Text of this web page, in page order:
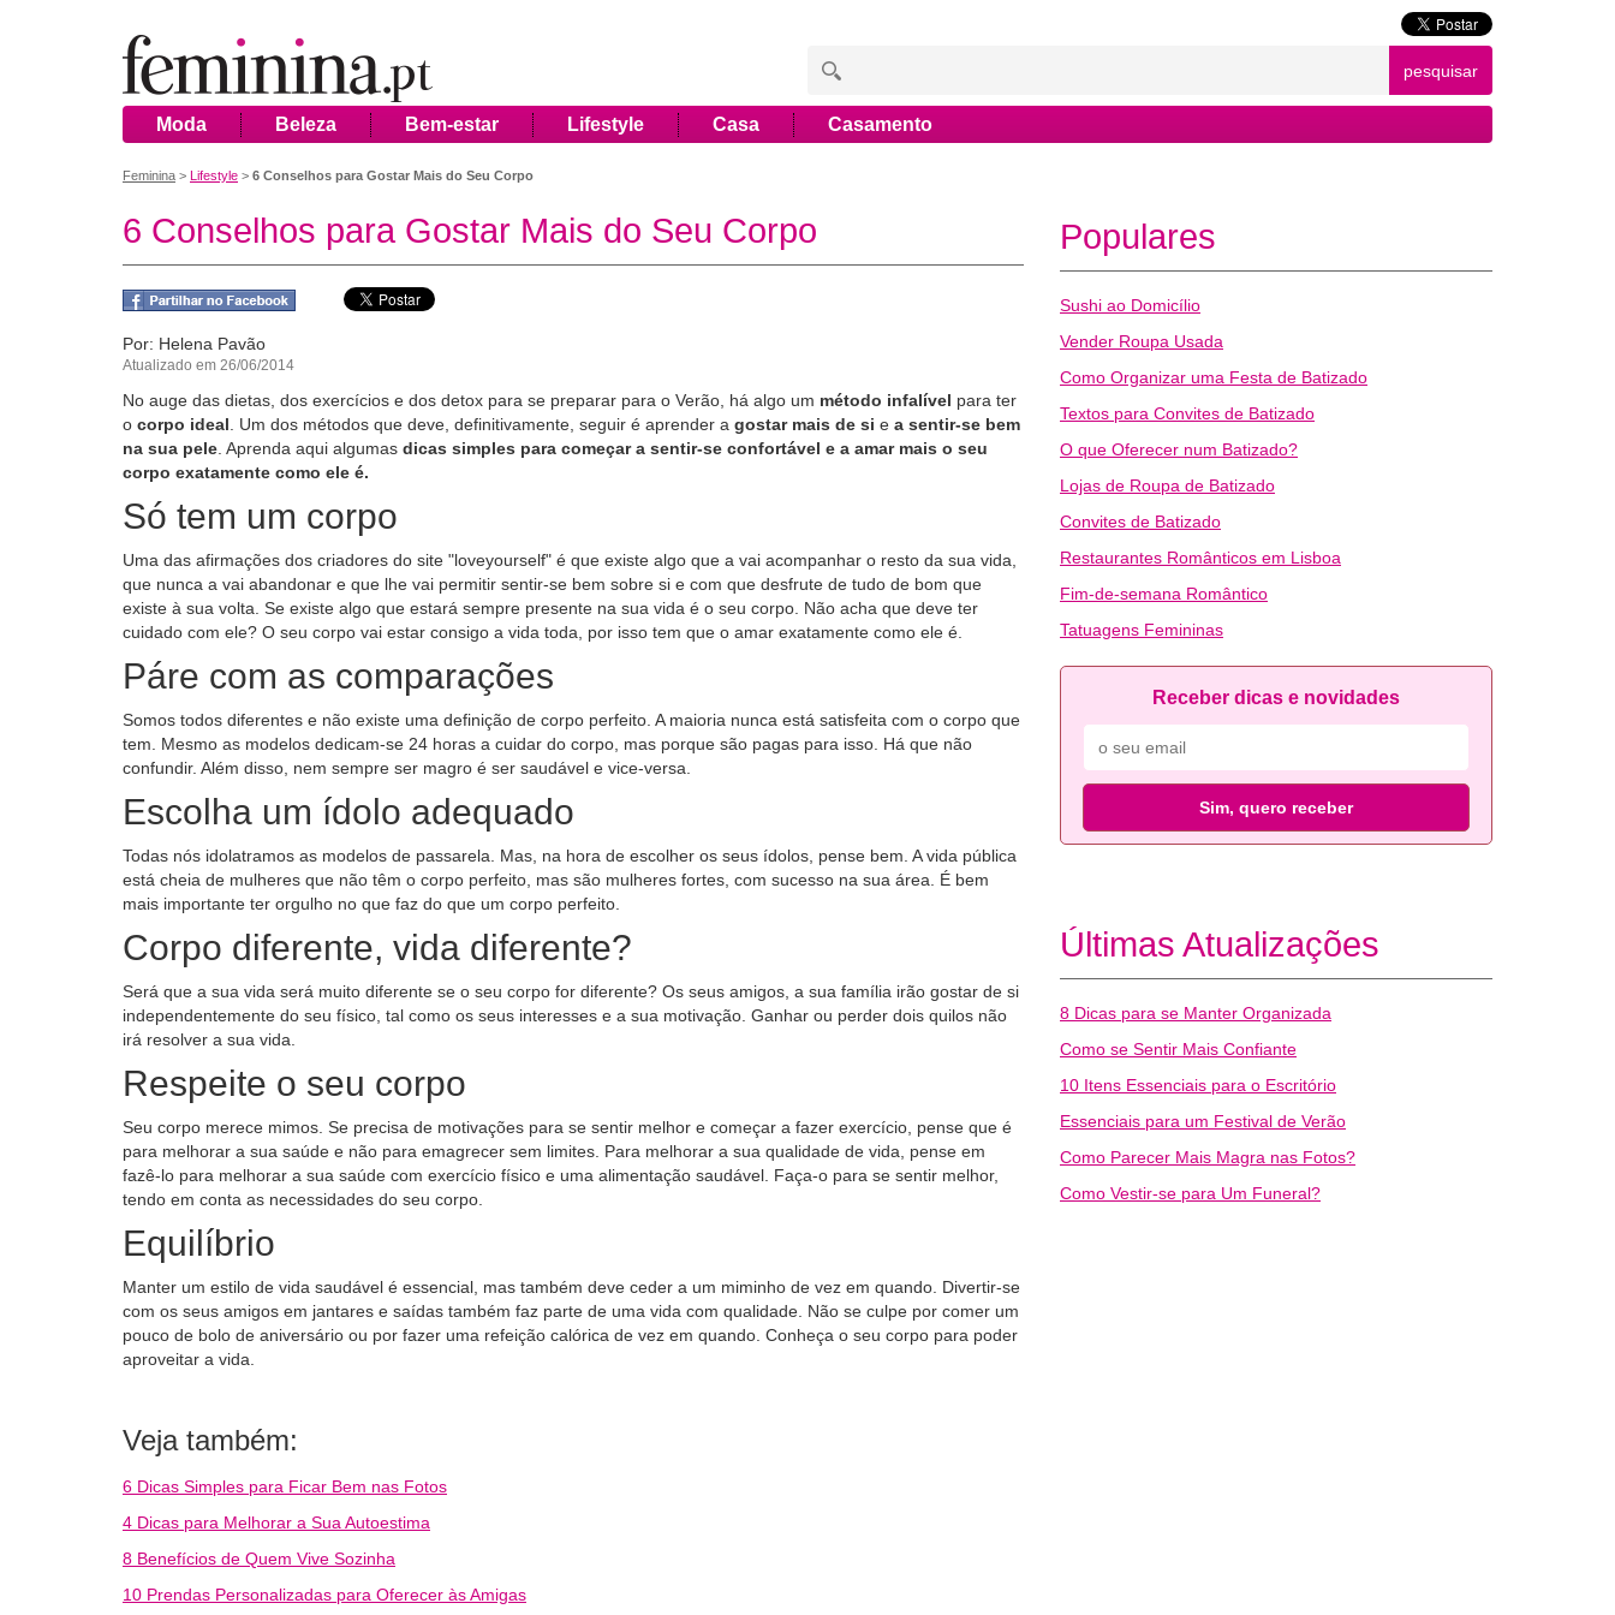
pesquisar
Moda Beleza Bem-estar Lifestyle Casa Casamento
Feminina > Lifestyle > 6 Conselhos para Gostar Mais do Seu Corpo
6 Conselhos para Gostar Mais do Seu Corpo
Por: Helena Pavão
Atualizado em 26/06/2014
No auge das dietas, dos exercícios e dos detox para se preparar para o Verão, há algo um método infalível para ter
o corpo ideal . Um dos métodos que deve, definitivamente, seguir é aprender a gostar mais de si e a sentir-se bem
na sua pele . Aprenda aqui algumas dicas simples para começar a sentir-se confortável e a amar mais o seu
corpo exatamente como ele é.
Só tem um corpo
Uma das afirmações dos criadores do site "loveyourself" é que existe algo que a vai acompanhar o resto da sua vida,
que nunca a vai abandonar e que lhe vai permitir sentir-se bem sobre si e com que desfrute de tudo de bom que
existe à sua volta. Se existe algo que estará sempre presente na sua vida é o seu corpo. Não acha que deve ter
cuidado com ele? O seu corpo vai estar consigo a vida toda, por isso tem que o amar exatamente como ele é.
Páre com as comparações
Somos todos diferentes e não existe uma definição de corpo perfeito. A maioria nunca está satisfeita com o corpo que
tem. Mesmo as modelos dedicam-se 24 horas a cuidar do corpo, mas porque são pagas para isso. Há que não
confundir. Além disso, nem sempre ser magro é ser saudável e vice-versa.
Escolha um ídolo adequado
Todas nós idolatramos as modelos de passarela. Mas, na hora de escolher os seus ídolos, pense bem. A vida pública
está cheia de mulheres que não têm o corpo perfeito, mas são mulheres fortes, com sucesso na sua área. É bem
mais importante ter orgulho no que faz do que um corpo perfeito.
Corpo diferente, vida diferente?
Será que a sua vida será muito diferente se o seu corpo for diferente? Os seus amigos, a sua família irão gostar de si
independentemente do seu físico, tal como os seus interesses e a sua motivação. Ganhar ou perder dois quilos não
irá resolver a sua vida.
Respeite o seu corpo
Seu corpo merece mimos. Se precisa de motivações para se sentir melhor e começar a fazer exercício, pense que é
para melhorar a sua saúde e não para emagrecer sem limites. Para melhorar a sua qualidade de vida, pense em
fazê-lo para melhorar a sua saúde com exercício físico e uma alimentação saudável. Faça-o para se sentir melhor,
tendo em conta as necessidades do seu corpo.
Equilíbrio
Manter um estilo de vida saudável é essencial, mas também deve ceder a um miminho de vez em quando. Divertir-se
com os seus amigos em jantares e saídas também faz parte de uma vida com qualidade. Não se culpe por comer um
pouco de bolo de aniversário ou por fazer uma refeição calórica de vez em quando. Conheça o seu corpo para poder
aproveitar a vida.
Veja também:
6 Dicas Simples para Ficar Bem nas Fotos
4 Dicas para Melhorar a Sua Autoestima
8 Benefícios de Quem Vive Sozinha
10 Prendas Personalizadas para Oferecer às Amigas
Populares
Sushi ao Domicílio
Vender Roupa Usada
Como Organizar uma Festa de Batizado
Textos para Convites de Batizado
O que Oferecer num Batizado?
Lojas de Roupa de Batizado
Convites de Batizado
Restaurantes Românticos em Lisboa
Fim-de-semana Romântico
Tatuagens Femininas
Receber dicas e novidades
Sim, quero receber
Últimas Atualizações
8 Dicas para se Manter Organizada
Como se Sentir Mais Confiante
10 Itens Essenciais para o Escritório
Essenciais para um Festival de Verão
Como Parecer Mais Magra nas Fotos?
Como Vestir-se para Um Funeral?